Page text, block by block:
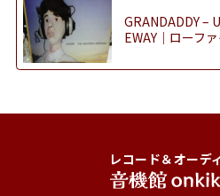
GRANDADDY –
EWAY｜ローフ
レコード＆オーデ